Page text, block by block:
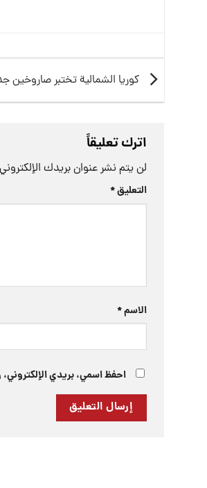
كوريا الشمالية تختبر صاروخين
اترك تعليقاً
لن يتم نشر عنوان بريدك
التعليق*
الاسم*
احفظ اسمي، بريدي